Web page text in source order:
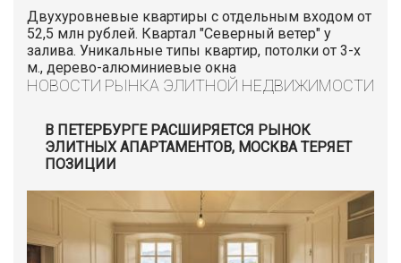
Двухуровневые квартиры с отдельным входом от
52,5 млн рублей. Квартал "Северный ветер" у
залива. Уникальные типы квартир, потолки от 3-х
м., дерево-алюминиевые окна
НОВОСТИ РЫНКА ЭЛИТНОЙ НЕДВИЖИМОСТИ
В ПЕТЕРБУРГЕ РАСШИРЯЕТСЯ РЫНОК
ЭЛИТНЫХ АПАРТАМЕНТОВ, МОСКВА ТЕРЯЕТ
ПОЗИЦИИ